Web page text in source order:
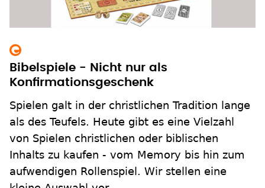
Bibelspiele - Nicht nur als
Konfirmationsgeschenk
Spielen galt in der christlichen Tradition lange
als des Teufels. Heute gibt es eine Vielzahl
von Spielen christlichen oder biblischen
Inhalts zu kaufen - vom Memory bis hin zum
aufwendigen Rollenspiel. Wir stellen eine